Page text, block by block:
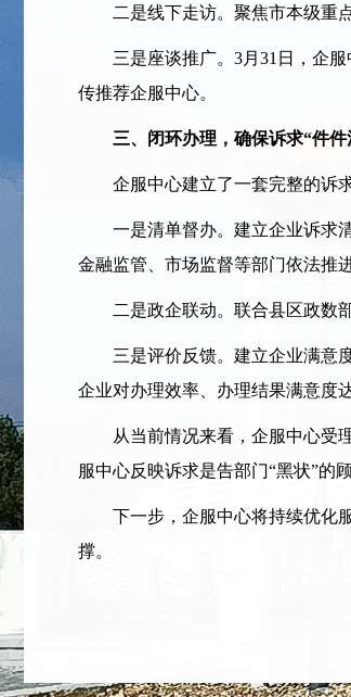
二是线下走访。聚焦市本级重点
三是座谈推广。3月31日，企服
传推荐企服中心。
三、闭环办理，确保诉求“件件
企服中心建立了一套完整的诉求
一是清单督办。建立企业诉求清
金融监管、市场监督等部门依法推
二是政企联动。联合县区政数部
三是评价反馈。建立企业满意度
企业对办理效率、办理结果满意度达
从当前情况来看，企服中心受理
服中心反映诉求是告部门“黑状”的
下一步，企服中心将持续优化服
撑。